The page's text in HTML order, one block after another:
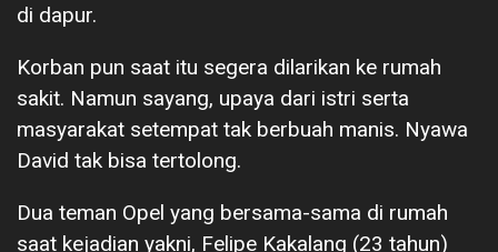
di dapur.
Korban pun saat itu segera dilarikan ke rumah
sakit. Namun sayang, upaya dari istri serta
masyarakat setempat tak berbuah manis. Nyawa
David tak bisa tertolong.
Dua teman Opel yang bersama-sama di rumah
saat kejadian yakni, Felipe Kakalang (23 tahun)